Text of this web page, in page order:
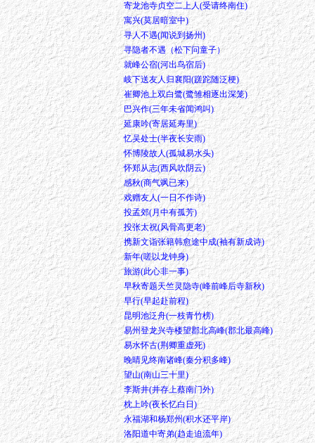
寄龙池寺贞空二上人(受请终南住)
寓兴(莫居暗室中)
寻人不遇(闻说到扬州)
寻隐者不遇（松下问童子）
就峰公宿(河出鸟宿后)
岐下送友人归襄阳(蹉跎随泛梗)
崔卿池上双白鹭(鹭雏相逐出深笼)
巴兴作(三年未省闻鸿叫)
延康吟(寄居延寿里)
忆吴处士(半夜长安雨)
怀博陵故人(孤城易水头)
怀郑从志(西风吹阴云)
感秋(商气飒已来)
戏赠友人(一日不作诗)
投孟郊(月中有孤芳)
投张太祝(风骨高更老)
携新文诣张籍韩愈途中成(袖有新成诗)
新年(嗟以龙钟身)
旅游(此心非一事)
早秋寄题天竺灵隐寺(峰前峰后寺新秋)
早行(早起赴前程)
昆明池泛舟(一枝青竹榜)
易州登龙兴寺楼望郡北高峰(郡北最高峰)
易水怀古(荆卿重虚死)
晚晴见终南诸峰(秦分积多峰)
望山(南山三十里)
李斯井(井存上蔡南门外)
枕上吟(夜长忆白日)
永福湖和杨郑州(积水还平岸)
洛阳道中寄弟(趋走迫流年)